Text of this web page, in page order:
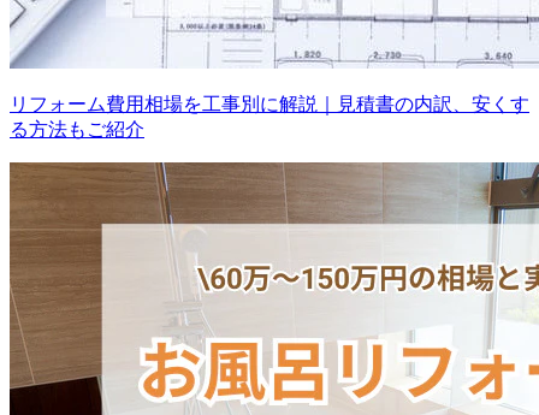
リフォーム費用相場を工事別に解説｜見積書の内訳、安くす
る方法もご紹介